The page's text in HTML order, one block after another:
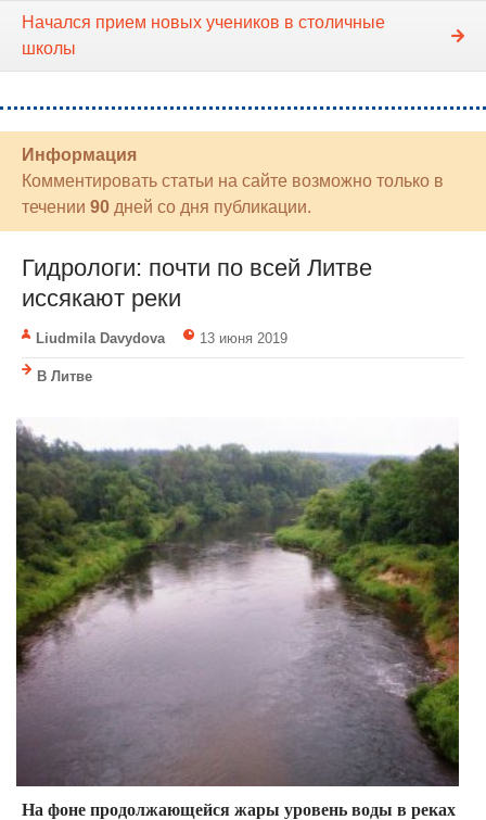
Начался прием новых учеников в столичные
школы
Информация
Комментировать статьи на сайте возможно только в
течении 90 дней со дня публикации.
Гидрологи: почти по всей Литве
иссякают реки
Liudmila Davydova 13 июня 2019
В Литве
На фоне продолжающейся жары уровень воды в реках